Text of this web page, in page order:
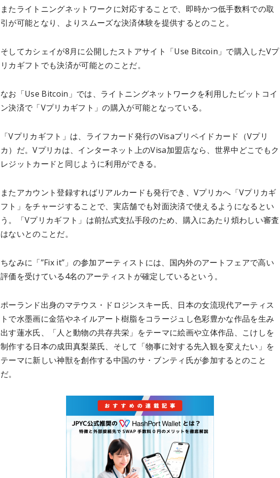
またライトニングネットワークに対応することで、即時かつ低手数料での取
引が可能となり、よりスムーズな決済体験を提供するとのこと。
そしてカシェイが8月に公開したストアサイト「Use Bitcoin」で購入したVプ
リカギフトでも決済が可能とのことだ。
なお「Use Bitcoin」では、ライトニングネットワークを利用したビットコイ
ン決済で「Vプリカギフト」の購入が可能となっている。
「Vプリカギフト」は、ライフカード発行のVisaプリペイドカード（Vプリ
カ）だ。Vプリカは、インターネット上のVisa加盟店なら、世界中どこでもク
レジットカードと同じように利用ができる。
またアカウント登録すればリアルカードも発行でき、Vプリカへ「Vプリカギ
フト」をチャージすることで、実店舗でも対面決済で使えるようになるとい
う。「Vプリカギフト」は前払式支払手段のため、購入にあたり煩わしい審査
はないとのことだ。
ちなみに「”Fix it”」の参加アーティストには、国内外のアートフェアで高い
評価を受けている4名のアーティストが確定しているという。
ポーランド出身のマテウス・ドロジンスキー氏、日本の女流現代アーティス
トで水墨画に金箔やネイルアート樹脂をコラージュし色彩豊かな作品を生み
出す蓮水氏、「人と動物の共存共栄」をテーマに絵画や立体作品、こけしを
制作する日本の成田真梨菜氏、そして「物事に対する先入観を変えたい」を
テーマに新しい神獣を創作する中国のサ・ブンティ氏が参加するとのこと
だ。